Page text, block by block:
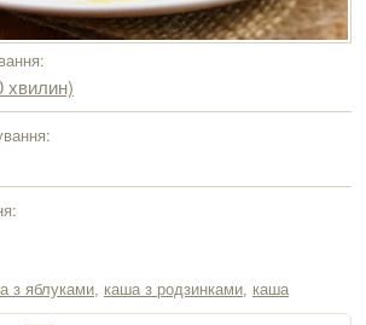
хвилин)
з яблуками каша з родзинками каша